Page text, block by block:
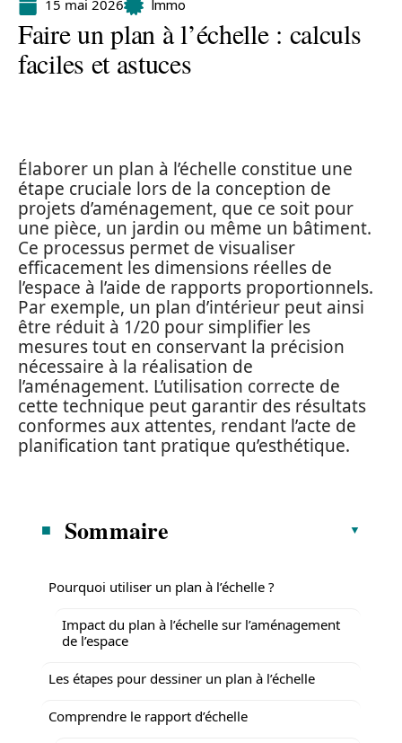
15 mai 2026 Immo
Faire un plan à l’échelle : calculs
faciles et astuces
Élaborer un plan à l’échelle constitue une
étape cruciale lors de la conception de
projets d’aménagement, que ce soit pour
une pièce, un jardin ou même un bâtiment.
Ce processus permet de visualiser
efficacement les dimensions réelles de
l’espace à l’aide de rapports proportionnels.
Par exemple, un plan d’intérieur peut ainsi
être réduit à 1/20 pour simplifier les
mesures tout en conservant la précision
nécessaire à la réalisation de
l’aménagement. L’utilisation correcte de
cette technique peut garantir des résultats
conformes aux attentes, rendant l’acte de
planification tant pratique qu’esthétique.
Sommaire
Pourquoi utiliser un plan à l’échelle ?
Impact du plan à l’échelle sur l’aménagement
de l’espace
Les étapes pour dessiner un plan à l’échelle
Comprendre le rapport d’échelle